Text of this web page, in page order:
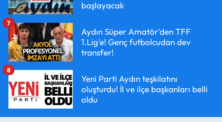
başlayacak
Aydın Süper Amatör'den TFF
1.Lig'e! Genç futbolcudan dev
transfer!
7
Yeni Parti Aydın teşkilatını
oluşturdu! İl ve ilçe başkanları belli
oldu
8